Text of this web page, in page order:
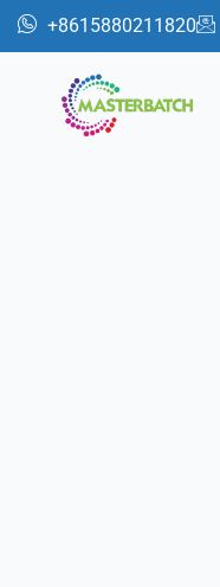
Lewati+8615880211820